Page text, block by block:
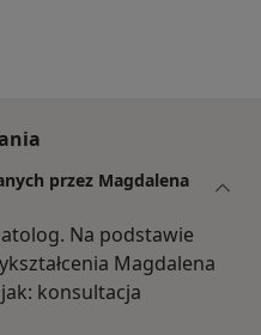
przez Magdalena
Na podstawie
Magdalena
konsultacja